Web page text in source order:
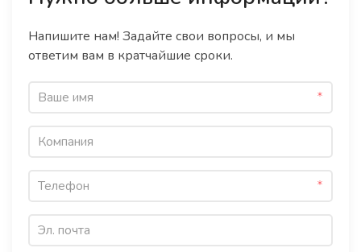
Напишите нам! Задайте свои вопросы, и мы
ответим вам в кратчайшие сроки.